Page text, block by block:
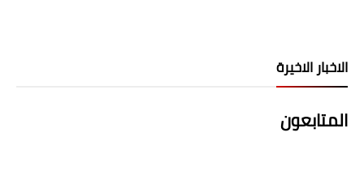
الاخبار الاخيرة
المتابعون